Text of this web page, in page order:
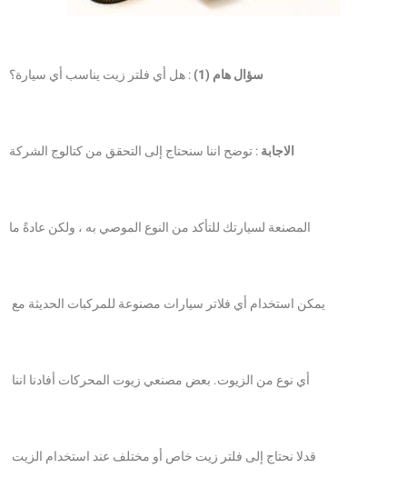
سؤال هام (1) : هل أي فلتر زيت يناسب أي سيارة؟
الاجابة : توضح اننا سنحتاج إلى التحقق من كتالوج الشركة
المصنعة لسيارتك للتأكد من النوع الموصي به ، ولكن عادةً ما
يمكن استخدام أي فلاتر سيارات مصنوعة للمركبات الحديثة مع
أي نوع من الزيوت. بعض مصنعي زيوت المحركات أفادنا اننا
قدلا نحتاج إلى فلتر زيت خاص أو مختلف عند استخدام الزيت